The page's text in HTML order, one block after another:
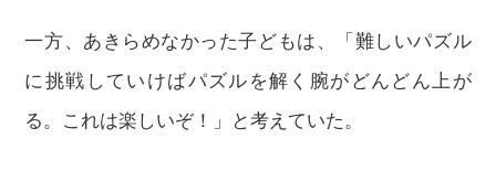
一方、あきらめなかった子どもは、「難しいパズル
に挑戦していけばパズルを解く腕がどんどん上が
る。これは楽しいぞ！」と考えていた。